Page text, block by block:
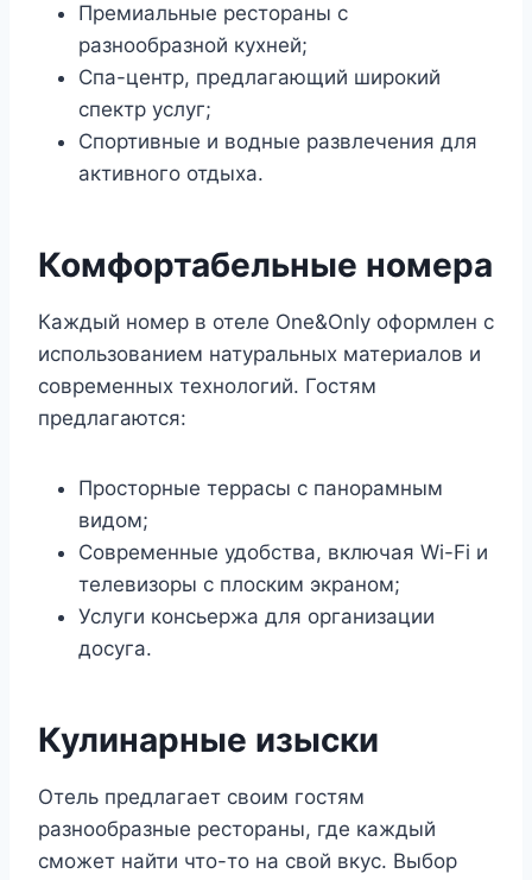
Премиальные рестораны с
разнообразной кухней;
Спа-центр, предлагающий широкий
спектр услуг;
Спортивные и водные развлечения для
активного отдыха.
Комфортабельные номера
Каждый номер в отеле One&Only оформлен с
использованием натуральных материалов и
современных технологий. Гостям
предлагаются:
Просторные террасы с панорамным
видом;
Современные удобства, включая Wi-Fi и
телевизоры с плоским экраном;
Услуги консьержа для организации
досуга.
Кулинарные изыски
Отель предлагает своим гостям
разнообразные рестораны, где каждый
сможет найти что-то на свой вкус. Выбор